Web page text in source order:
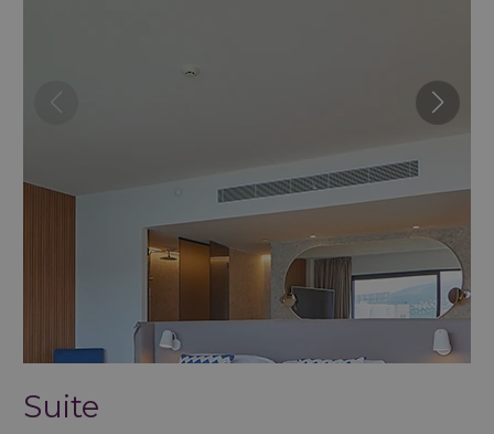
Suite